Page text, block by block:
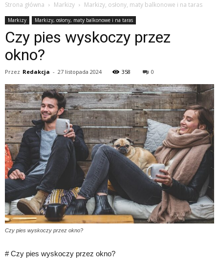
Strona główna Markizy Markizy, osłony, maty balkonowe i na taras
Markizy Markizy, osłony, maty balkonowe i na taras
Czy pies wyskoczy przez
okno?
Przez Redakcja - 27 listopada 2024 358 0
Czy pies wyskoczy przez okno?
# Czy pies wyskoczy przez okno?